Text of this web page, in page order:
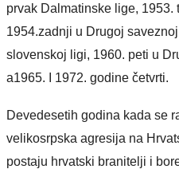
prvak Dalmatinske lige,
1954.zadnji u Drugoj
slovenskoj ligi, 1960. peti u
a1965. I 1972. godine četvrti.
Devedesetih godina kada se
velikosrpska agresija na
postaju hrvatski branitelji i